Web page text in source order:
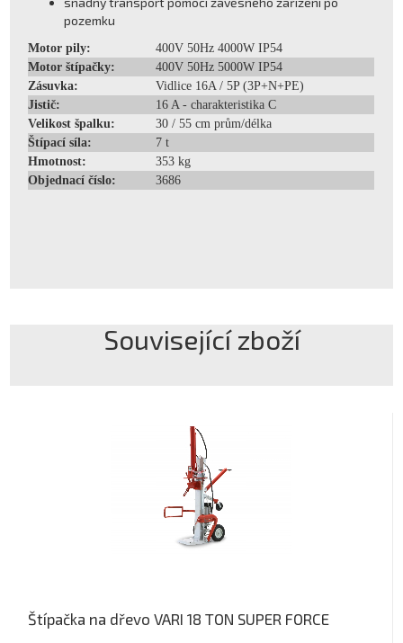
pozemku
Motor pily:
400V 50Hz 4000W IP54
Motor štípačky:
400V 50Hz 5000W IP54
Zásuvka:
Vidlice 16A / 5P (3P+N+PE)
Jistič:
16 A - charakteristika C
Velikost špalku:
30 / 55 cm prům/délka
Štípací síla:
7 t
Hmotnost:
353 kg
Objednací číslo:
3686
Související zboží
Štípačka na dřevo VARI 18 TON SUPER FORCE